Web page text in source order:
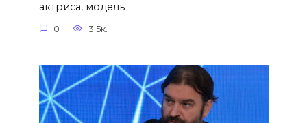
актриса, модель
0 3.5к.